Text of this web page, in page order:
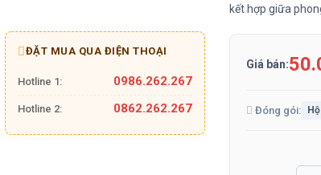
ĐẶT MUA QUA ĐIỆN THOẠI
Hotline 1: 0986.262.267
Hotline 2: 0862.262.267
kết hợp giữa
Giá bán:
Đóng gói: